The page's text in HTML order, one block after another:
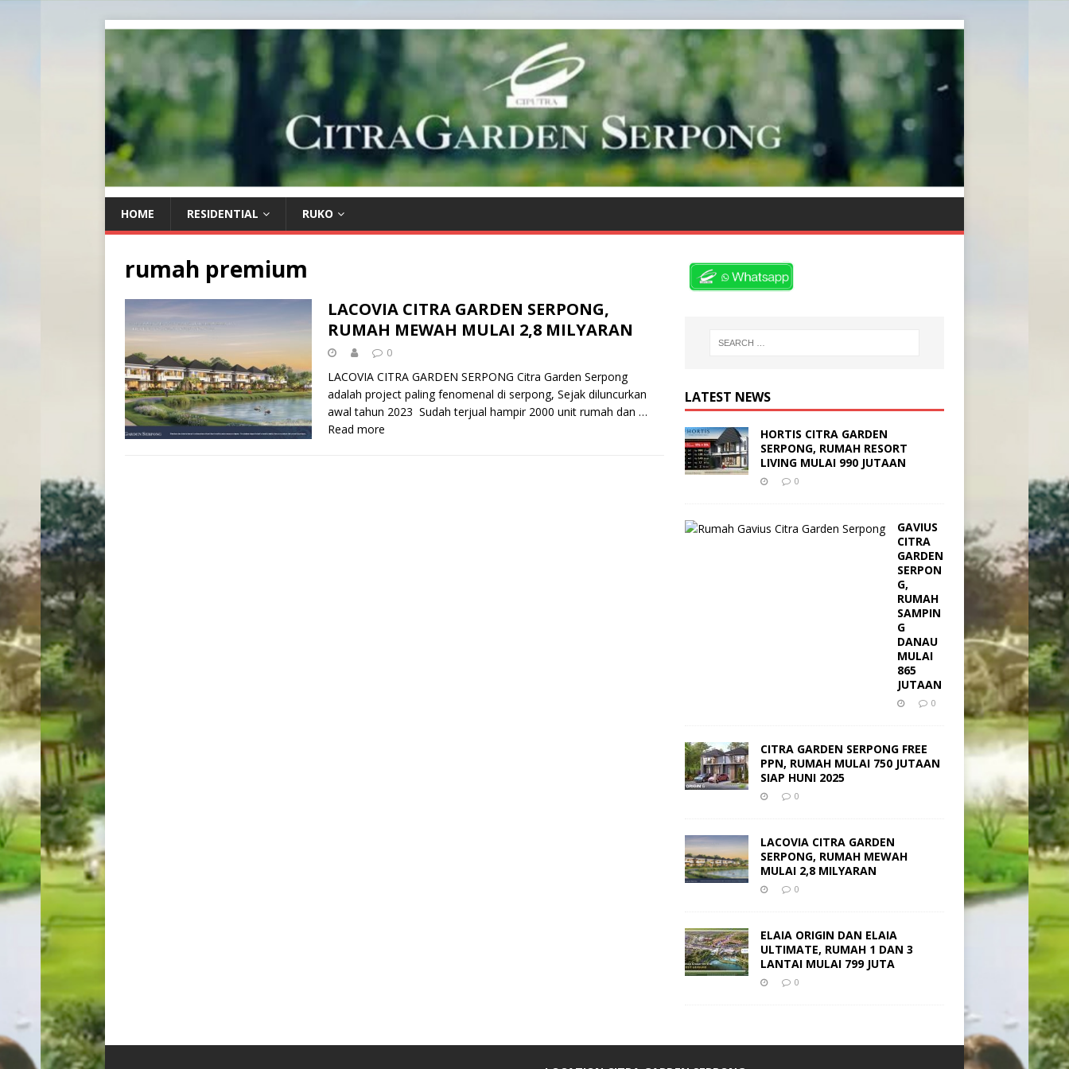
HOME RESIDENTIAL RUKO
rumah premium
LACOVIA CITRA GARDEN SERPONG,
RUMAH MEWAH MULAI 2,8 MILYARAN
0
LACOVIA CITRA GARDEN SERPONG Citra Garden Serpong
adalah project paling fenomenal di serpong, Sejak diluncurkan
awal tahun 2023 Sudah terjual hampir 2000 unit rumah dan …
Read more
LATEST NEWS
HORTIS CITRA GARDEN
SERPONG, RUMAH RESORT
LIVING MULAI 990 JUTAAN
0
GAVIUS
CITRA
GARDEN
SERPON
G,
RUMAH
SAMPIN
G
DANAU
MULAI
865
JUTAAN
0
CITRA GARDEN SERPONG FREE
PPN, RUMAH MULAI 750 JUTAAN
SIAP HUNI 2025
0
LACOVIA CITRA GARDEN
SERPONG, RUMAH MEWAH
MULAI 2,8 MILYARAN
0
ELAIA ORIGIN DAN ELAIA
ULTIMATE, RUMAH 1 DAN 3
LANTAI MULAI 799 JUTA
0